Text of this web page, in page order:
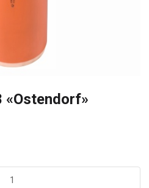
«Ostendorf»